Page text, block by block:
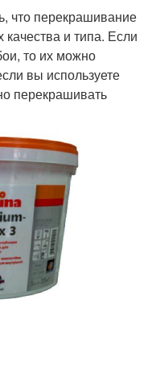
что перекрашивание
качества и типа. Если
то их можно
вы используете
перекрашивать